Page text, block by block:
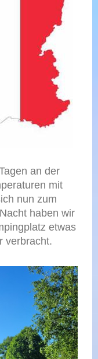
an der
mit
nun zum
haben wir
etwas
verbracht.